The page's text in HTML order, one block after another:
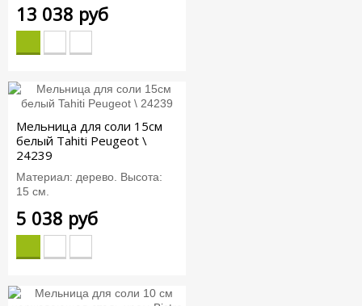
13 038 руб
Мельница для соли 15см
белый Tahiti Peugeot \
24239
Материал: дерево. Высота:
15 см.
5 038 руб